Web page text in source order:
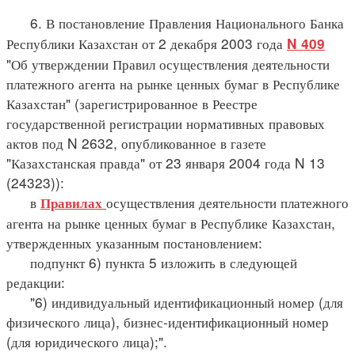
6. В постановление Правления Национального Банка
Республики Казахстан от 2 декабря 2003 года N 409
"Об утверждении Правил осуществления деятельности
платежного агента на рынке ценных бумаг в Республике
Казахстан" (зарегистрированное в Реестре
государственной регистрации нормативных правовых
актов под N 2632, опубликованное в газете
"Казахстанская правда" от 23 января 2004 года N 13
(24323)):
в Правилах осуществления деятельности платежного
агента на рынке ценных бумаг в Республике Казахстан,
утвержденных указанным постановлением:
подпункт 6) пункта 5 изложить в следующей
редакции:
"6) индивидуальный идентификационный номер (для
физического лица), бизнес-идентификационный номер
(для юридического лица);".